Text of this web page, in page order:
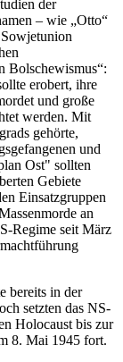
der
– wie
Otto
Bolschewismus :
erobert, ihre
und große
werden. Mit
gehörte,
und
Ost" sollten
Gebiete
Einsatzgruppen
an
Regime seit März
bereits in der
setzten das NS-
Holocaust bis zur
8. Mai 1945 fort.